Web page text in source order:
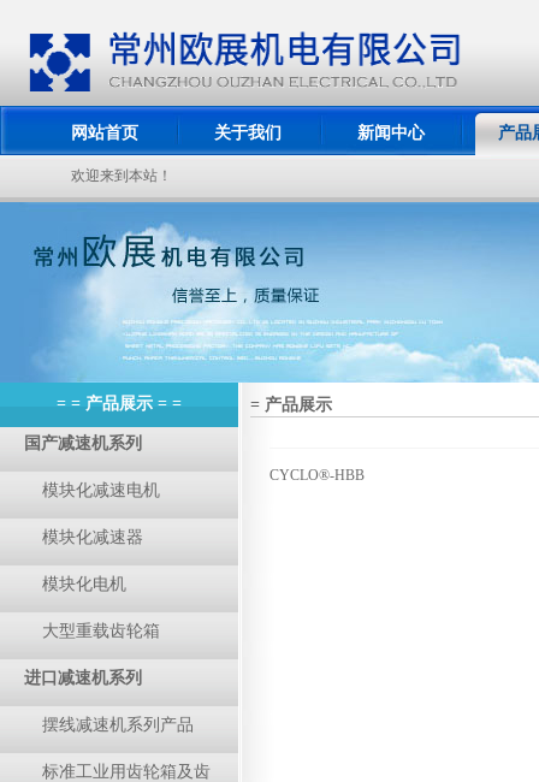
网站首页 关于我们 新闻中心 产品
欢迎来到本站！
= = 产品展示 = =
国产减速机系列
模块化减速电机
模块化减速器
模块化电机
大型重载齿轮箱
进口减速机系列
摆线减速机系列产品
标准工业用齿轮箱及齿
= 产品展示
CYCLO®-HBB